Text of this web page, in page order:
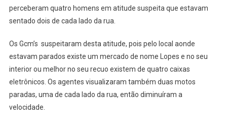
De
perceberam quatro homens em atitude suspeita que estavam
sentado dois de cada lado da rua.
Os Gcm’s suspeitaram desta atitude, pois pelo local aonde
estavam parados existe um mercado de nome Lopes e no seu
interior ou melhor no seu recuo existem de quatro caixas
eletrônicos. Os agentes visualizaram também duas motos
paradas, uma de cada lado da rua, então diminuíram a
velocidade.